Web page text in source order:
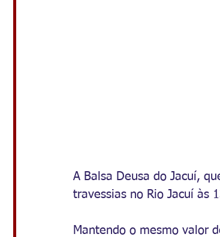
A Balsa Deusa do Jacuí,
travessias no Rio Jacuí às
Mantendo o mesmo valor